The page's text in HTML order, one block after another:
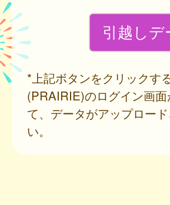
*上記ボタンをクリックす
(PRAIRIE)のログイン画
て、データがアップロー
い。